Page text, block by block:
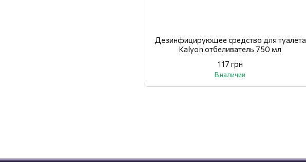
Дезинфицирующее средство для туалета
Kalyon отбеливатель 750 мл
117 грн
В наличии